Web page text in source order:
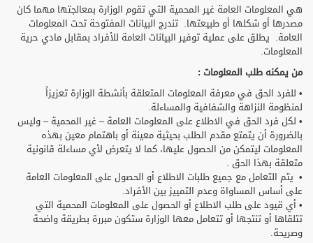
هي المعلومات العامة غير المحمية التي تقوم الوزارة بمعالجتها مهما كان
مصدرها أو شكلها أو طبيعتها. تندرج البيانات المفتوحة تحت المعلومات
العامة. يطلق على عملية توفير البيانات العامة للأفراد بمقابل مادي حرية
المعلومات.
من يمكنه طلب المعلومات :
• للفرد الحق في معرفة المعلومات المتعلقة بأنشطة الوزارة تعزيزاً
لمنظومة النزاهة والشفافية والمساءلة.
• لكل فرد الحق في الاطلاع على المعلومات العامة – غير المحمية – وليس
بالضرورة أن يتمتع مقدم الطلب بحيثية معينة أو باهتمام معين بهذه
المعلومات ليتمكن من الحصول عليها، كما لا يتعرض لأي مساءلة قانونية
متعلقة بهذا الحق .
• يتم التعامل مع جميع طلبات الاطلاع أو الحصول على المعلومات العامة
على أساس المساواة وعدم التمييز بين الأفراد.
• أي قيود على طلب الاطلاع أو الحصول على المعلومات المحمية التي
تتلقاها أو تنتجها أو تتعامل معها الوزارة ستكون مبررة بطريقة واضحة
وصريحة.